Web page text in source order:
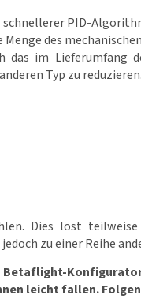
PID-
des
das im Lieferumfang
Typ zu reduzieren.
Dies löst
zu einer Reihe
Betaflight-
leicht fallen.